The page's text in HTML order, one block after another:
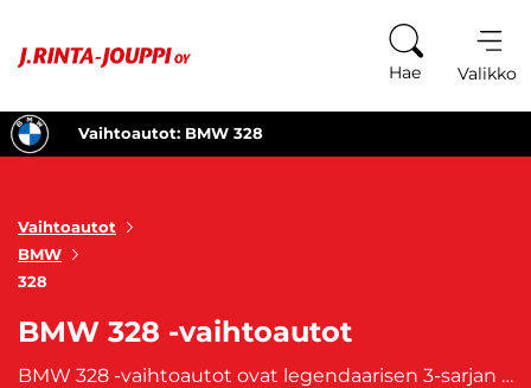
Hae Valikko
Vaihtoautot: BMW 328
Vaihtoautot
BMW
328
BMW 328 -vaihtoautot
BMW 328 -vaihtoautot ovat legendaarisen 3-sarjan malliston huippuedustaja ja tarjoavat erinomaisen ajokokemuksen vaativille autoilijoille. BMW 328 -vaihtoautot ovat tunnettuja tinkimättömästä suorituskyvystään ja dynaamisesta ajodynamiikastaan. Laadukkaat materiaalit, mukavat istuimet ja huippuluokan viimeistely luovat ylellisen tunnelman. Jos arvostat ajamisen iloa, tyylikkyyttä ja laadukkuutta, BMW 328 -vaihtoautot ovat täydellinen valinta. Tutustu laajaan valikoimaamme ja löydä unelmiesi BMW 328 -vaihtoauto!